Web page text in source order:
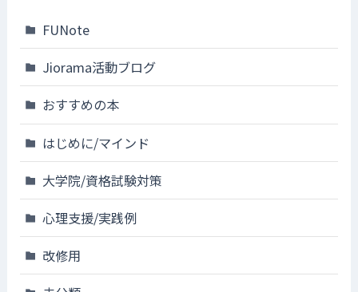
FUNote
Jiorama活動ブログ
おすすめの本
はじめに/マインド
大学院/資格試験対策
心理支援/実践例
改修用